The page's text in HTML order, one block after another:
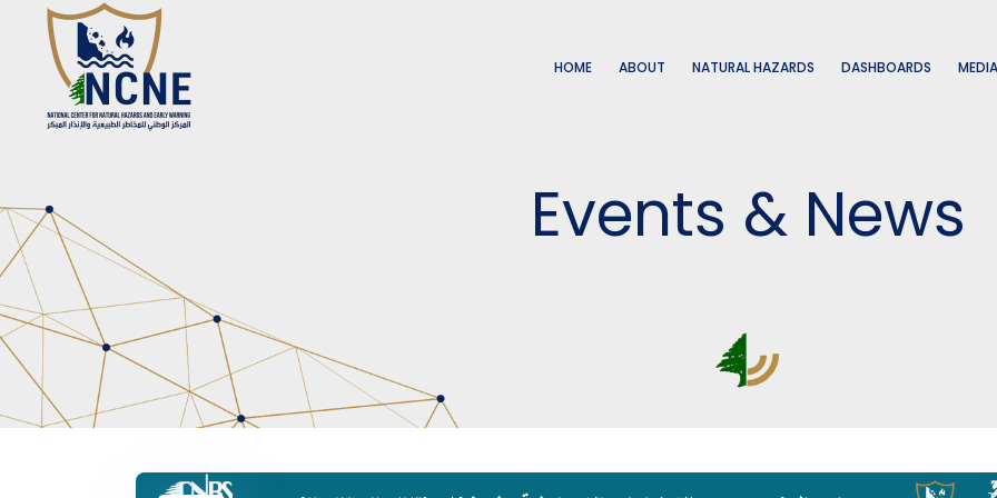
HOME ABOUT NATURAL HAZARDS DASHBOARDS MEDIA
Events & News